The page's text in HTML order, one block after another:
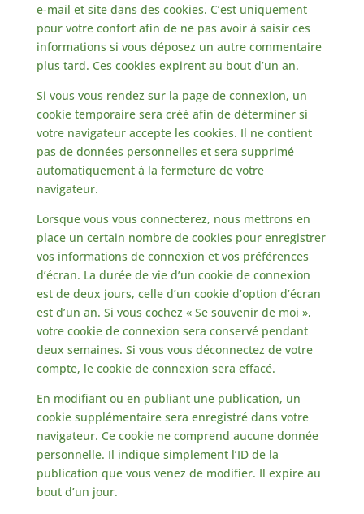
e-mail et site dans des cookies. C’est uniquement
pour votre confort afin de ne pas avoir à saisir ces
informations si vous déposez un autre commentaire
plus tard. Ces cookies expirent au bout d’un an.
Si vous vous rendez sur la page de connexion, un
cookie temporaire sera créé afin de déterminer si
votre navigateur accepte les cookies. Il ne contient
pas de données personnelles et sera supprimé
automatiquement à la fermeture de votre
navigateur.
Lorsque vous vous connecterez, nous mettrons en
place un certain nombre de cookies pour enregistrer
vos informations de connexion et vos préférences
d’écran. La durée de vie d’un cookie de connexion
est de deux jours, celle d’un cookie d’option d’écran
est d’un an. Si vous cochez « Se souvenir de moi »,
votre cookie de connexion sera conservé pendant
deux semaines. Si vous vous déconnectez de votre
compte, le cookie de connexion sera effacé.
En modifiant ou en publiant une publication, un
cookie supplémentaire sera enregistré dans votre
navigateur. Ce cookie ne comprend aucune donnée
personnelle. Il indique simplement l’ID de la
publication que vous venez de modifier. Il expire au
bout d’un jour.